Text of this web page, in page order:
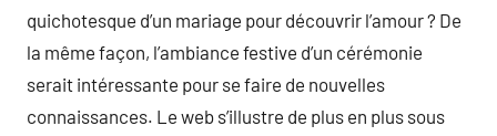
quichotesque d’un mariage pour découvrir l’amour ? De
la même façon, l’ambiance festive d’un cérémonie
serait intéressante pour se faire de nouvelles
connaissances. Le web s’illustre de plus en plus sous